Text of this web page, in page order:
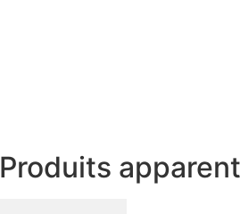
Produits